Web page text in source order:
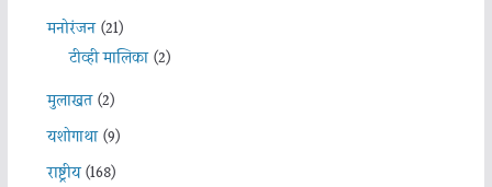
मनोरंजन(21)
टीव्ही मालिका(2)
मुलाखत(2)
यशोगाथा(9)
राष्ट्रीय(168)